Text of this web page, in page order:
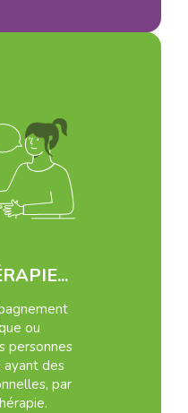
ou
personnes
des
par